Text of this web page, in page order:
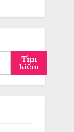
Tìm
kiếm